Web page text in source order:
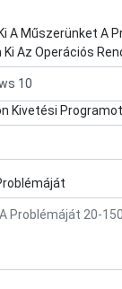
A Műszerünket A
Ki Az Operációs
Kivetési